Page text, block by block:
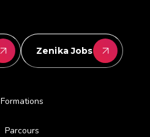
Zenika Jobs
Formations
Parcours